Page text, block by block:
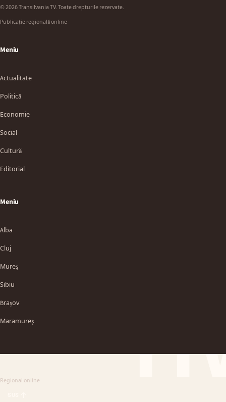
© 2026 Transilvania TV. Toate drepturile rezervate.
Publicație regională online
Meniu
Actualitate
Politică
Economie
Social
Cultură
Editorial
Meniu
Alba
Cluj
Mureș
Sibiu
Brașov
Maramureș
Regional online